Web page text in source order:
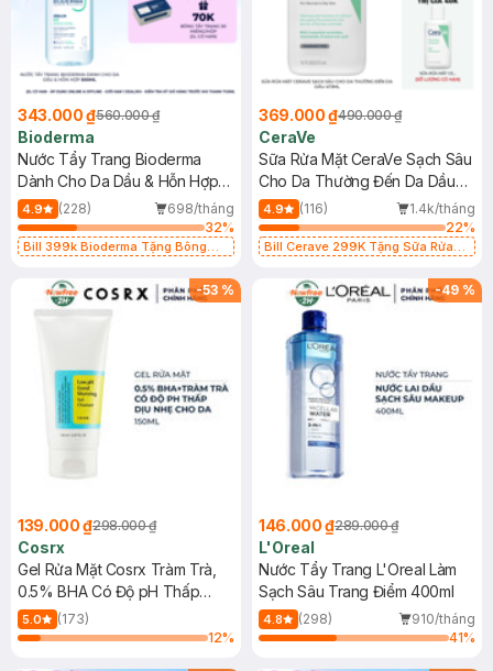
343.000 ₫560.000 ₫
Bioderma
Nước Tẩy Trang Bioderma
Dành Cho Da Dầu & Hỗn Hợp
500ml
4.9 (228)
698/tháng
32%
Bill 399k Bioderma Tặng Bông
369.000 ₫490.000 ₫
CeraVe
Sữa Rửa Mặt CeraVe Sạch Sâu
Cho Da Thường Đến Da Dầu
473ml
4.9 (116)
1.4k/tháng
22%
Bill Cerave 299K Tặng Sữa Rửa
-53 %
139.000 ₫298.000 ₫
Cosrx
Gel Rửa Mặt Cosrx Tràm Trà,
0.5% BHA Có Độ pH Thấp
150ml
5.0
(173)
12%
-49 %
146.000 ₫289.000 ₫
L'Oreal
Nước Tẩy Trang L'Oreal Làm
Sạch Sâu Trang Điểm 400ml
4.8 (298)
910/tháng
41%